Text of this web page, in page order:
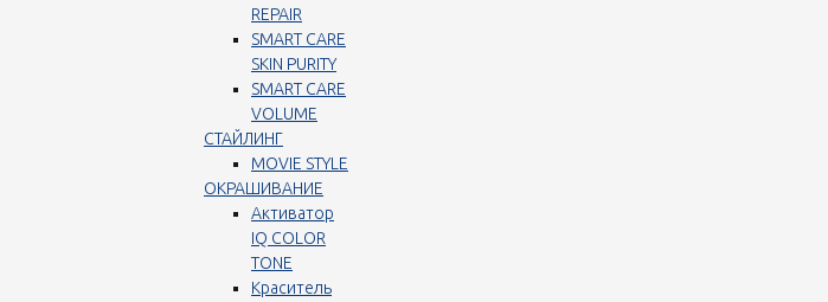
REPAIR
SMART CARE
SKIN PURITY
SMART CARE
VOLUME
СТАЙЛИНГ
MOVIE STYLE
ОКРАШИВАНИЕ
Активатор
IQ COLOR
TONE
Краситель